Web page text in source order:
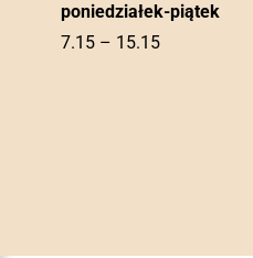
poniedziałek-piątek
7.15 – 15.15